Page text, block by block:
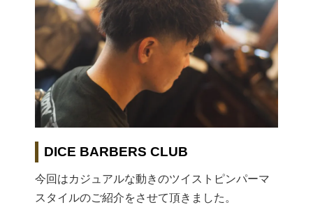
DICE BARBERS CLUB
今回はカジュアルな動きのツイストピンパーマ
スタイルのご紹介をさせて頂きました。